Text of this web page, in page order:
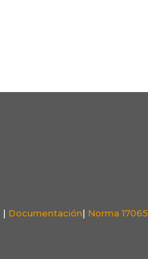
| Documentación| Norma 17065